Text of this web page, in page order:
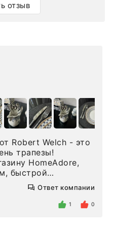
отзыв
Robert Welch - это
трапезы!
HomeAdore,
быстрой
Один раз
чайные ложки,
посуды,
Ответ компании
1 0